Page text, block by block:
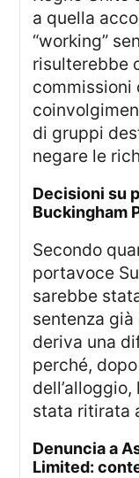
a quella
“working”
risulterebbe
commissioni
di gruppi
negare le
decisioni su protezione e osservazioni di
Buckingham
Secondo quanto riportato da un
portavoce
sarebbe
sentenza
deriva una
perché,
stata ritirata
denuncia a Associated Newspapers
Limited: